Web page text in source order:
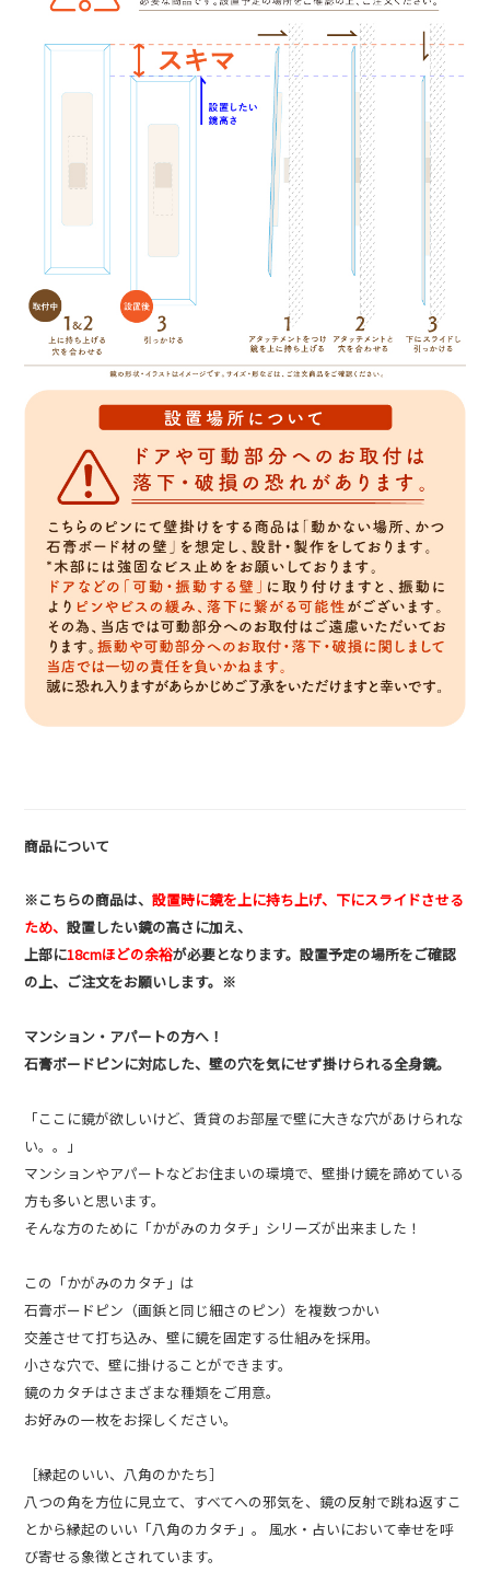
商品について
※こちらの商品は、設置時に鏡を上に持ち上げ、下にスライドさせる
ため、設置したい鏡の高さに加え、
上部に18cmほどの余裕が必要となります。設置予定の場所をご確認
の上、ご注文をお願いします。※
マンション・アパートの方へ！
石膏ボードピンに対応した、壁の穴を気にせず掛けられる全身鏡。
「ここに鏡が欲しいけど、賃貸のお部屋で壁に大きな穴があけられな
い。。」
マンションやアパートなどお住まいの環境で、壁掛け鏡を諦めている
方も多いと思います。
そんな方のために「かがみのカタチ」シリーズが出来ました！
この「かがみのカタチ」は
石膏ボードピン（画鋲と同じ細さのピン）を複数つかい
交差させて打ち込み、壁に鏡を固定する仕組みを採用。
小さな穴で、壁に掛けることができます。
鏡のカタチはさまざまな種類をご用意。
お好みの一枚をお探しください。
［縁起のいい、八角のかたち］
八つの角を方位に見立て、すべてへの邪気を、鏡の反射で跳ね返すこ
とから縁起のいい「八角のカタチ」。 風水・占いにおいて幸せを呼
び寄せる象徴とされています。